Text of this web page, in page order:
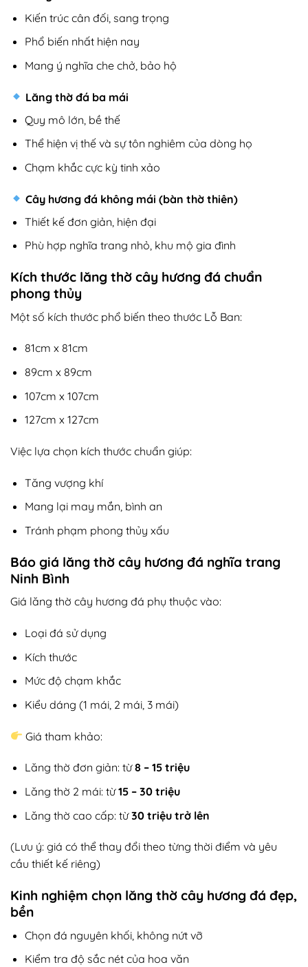
Kiến trúc cân đối, sang trọng
Phổ biến nhất hiện nay
Mang ý nghĩa che chở, bảo hộ
Lăng thờ đá ba mái
Quy mô lớn, bề thế
Thể hiện vị thế và sự tôn nghiêm của dòng họ
Chạm khắc cực kỳ tinh xảo
Cây hương đá không mái (bàn thờ thiên)
Thiết kế đơn giản, hiện đại
Phù hợp nghĩa trang nhỏ, khu mộ gia đình
Kích thước lăng thờ cây hương đá chuẩn
phong thủy
Một số kích thước phổ biến theo thước Lỗ Ban:
81cm x 81cm
89cm x 89cm
107cm x 107cm
127cm x 127cm
Việc lựa chọn kích thước chuẩn giúp:
Tăng vượng khí
Mang lại may mắn, bình an
Tránh phạm phong thủy xấu
Báo giá lăng thờ cây hương đá nghĩa trang
Ninh Bình
Giá lăng thờ cây hương đá phụ thuộc vào:
Loại đá sử dụng
Kích thước
Mức độ chạm khắc
Kiểu dáng (1 mái, 2 mái, 3 mái)
Giá tham khảo:
Lăng thờ đơn giản: từ8 – 15 triệu
Lăng thờ 2 mái: từ15 – 30 triệu
Lăng thờ cao cấp: từ30 triệu trở lên
(Lưu ý: giá có thể thay đổi theo từng thời điểm và yêu
cầu thiết kế riêng)
Kinh nghiệm chọn lăng thờ cây hương đá đẹp,
bền
Chọn đá nguyên khối, không nứt vỡ
Kiểm tra độ sắc nét của hoa văn